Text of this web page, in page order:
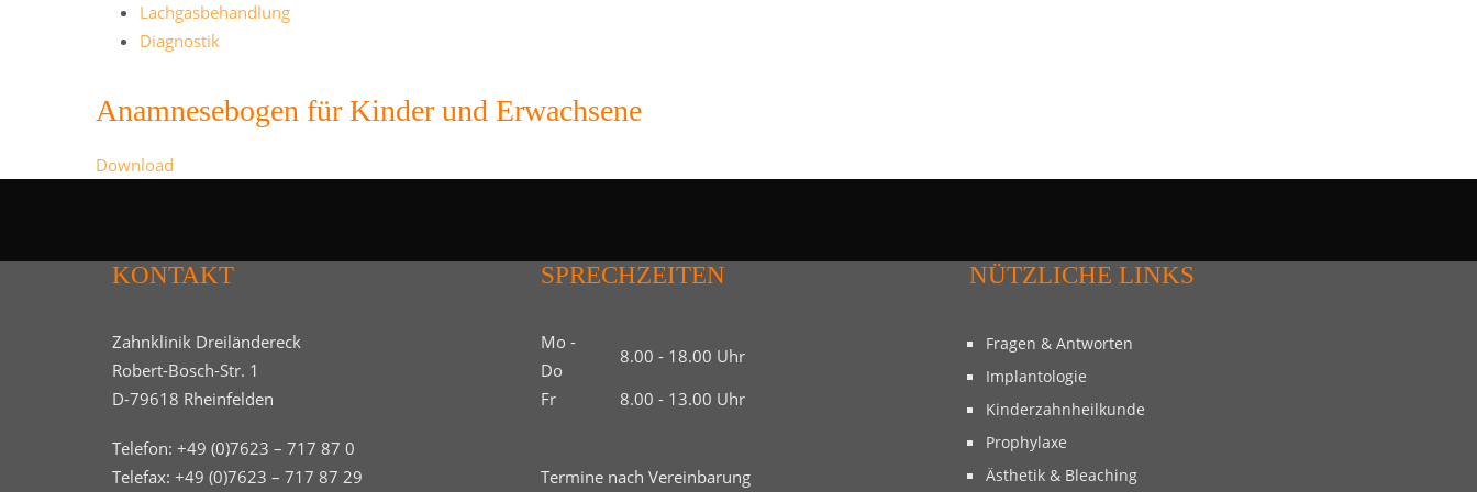
Lachgasbehandlung
Diagnostik
Anamnesebogen für Kinder und Erwachsene
Download
KONTAKT
Zahnklinik Dreiländereck
Robert-Bosch-Str. 1
D-79618 Rheinfelden
Telefon: +49 (0)7623 – 717 87 0
Telefax: +49 (0)7623 – 717 87 29
SPRECHZEITEN
Mo -
Do
8.00 - 18.00 Uhr
Fr
8.00 - 13.00 Uhr
Termine nach Vereinbarung
NÜTZLICHE LINKS
Fragen & Antworten
Implantologie
Kinderzahnheilkunde
Prophylaxe
Ästhetik & Bleaching